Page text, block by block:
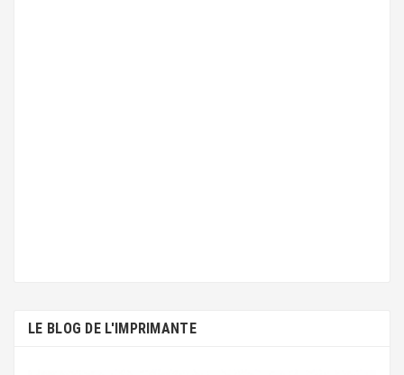
LE BLOG DE L'IMPRIMANTE